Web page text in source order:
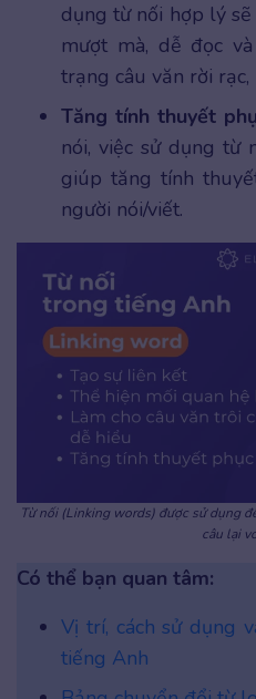
dụng từ nối hợp lý
mượt mà, dễ đọc
trạng câu văn rời rạc,
Tăng tính thuyết
nói, việc sử dụng từ
giúp tăng tính
người nói/viết.
Từ nối (Linking words) được sử dụng
câu lại
Có thể bạn quan tâm:
Vị trí, cách sử dụng
tiếng Anh